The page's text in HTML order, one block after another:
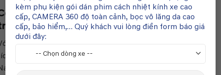
hoạt động hỗ trợ giáo dục và cộng đồng
Quý I/2026
mong muốn sẻ chia và góp phần tạo nên những thay đổi
cực, bền vững cho cộng đồng, Mitsubishi Motors Việt
(MMV) phối hợp cùng các Nhà Phân phối (NPP) triển
kèm phụ kiện gói dán phim cách nhiệt kính xe cao
cấp, CAMERA 360 độ toàn cảnh, bọc vô lăng da cao
cấp, bảo hiểm,… Quý khách vui lòng điền form báo giá
dưới đây: